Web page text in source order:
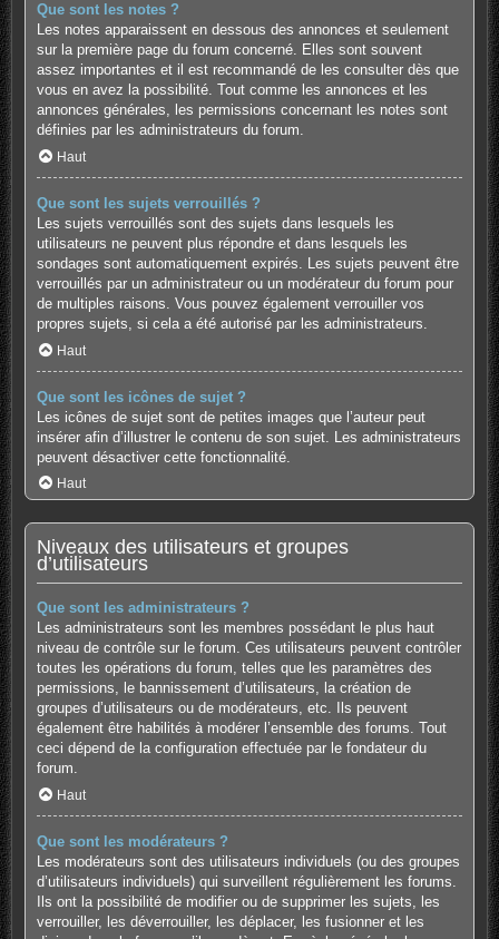
Que sont les notes ?
Les notes apparaissent en dessous des annonces et seulement
sur la première page du forum concerné. Elles sont souvent
assez importantes et il est recommandé de les consulter dès que
vous en avez la possibilité. Tout comme les annonces et les
annonces générales, les permissions concernant les notes sont
définies par les administrateurs du forum.
Haut
Que sont les sujets verrouillés ?
Les sujets verrouillés sont des sujets dans lesquels les
utilisateurs ne peuvent plus répondre et dans lesquels les
sondages sont automatiquement expirés. Les sujets peuvent être
verrouillés par un administrateur ou un modérateur du forum pour
de multiples raisons. Vous pouvez également verrouiller vos
propres sujets, si cela a été autorisé par les administrateurs.
Haut
Que sont les icônes de sujet ?
Les icônes de sujet sont de petites images que l’auteur peut
insérer afin d’illustrer le contenu de son sujet. Les administrateurs
peuvent désactiver cette fonctionnalité.
Haut
Niveaux des utilisateurs et groupes
d’utilisateurs
Que sont les administrateurs ?
Les administrateurs sont les membres possédant le plus haut
niveau de contrôle sur le forum. Ces utilisateurs peuvent contrôler
toutes les opérations du forum, telles que les paramètres des
permissions, le bannissement d’utilisateurs, la création de
groupes d’utilisateurs ou de modérateurs, etc. Ils peuvent
également être habilités à modérer l’ensemble des forums. Tout
ceci dépend de la configuration effectuée par le fondateur du
forum.
Haut
Que sont les modérateurs ?
Les modérateurs sont des utilisateurs individuels (ou des groupes
d’utilisateurs individuels) qui surveillent régulièrement les forums.
Ils ont la possibilité de modifier ou de supprimer les sujets, les
verrouiller, les déverrouiller, les déplacer, les fusionner et les